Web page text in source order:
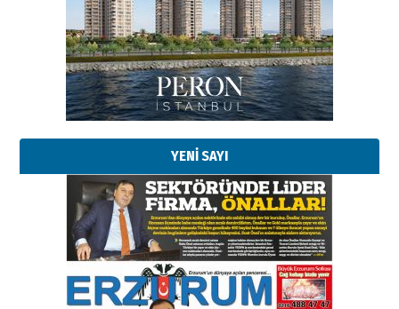
YENİ SAYI
Başkan Sekmen’den Erzurum’a
bir vizyon proje daha!
02 Ağustos 2026 Pazar
Kadir SABUNCUOĞLU
Erzurumspor’un köşe taşları
29 Haziran 2026 Pazartesi
Kenan GÜLERCİ
Murat Şahsuvaroğlu ERKON’da
çıtayı yukarı taşırken,
yönetimdekiler aşağı
çekmemeli!
17 Şubat 2026 SalıOrhan BOZKURT
Bir fotoğraf, bir şehir, bir
gazeteci… Dizginler kimin
elinde?